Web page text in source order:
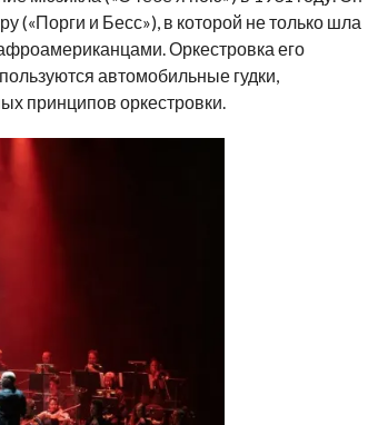
(«Порги и Бесс»), в которой не только шла
Оркестровка его
автомобильные гудки,
принципов оркестровки.